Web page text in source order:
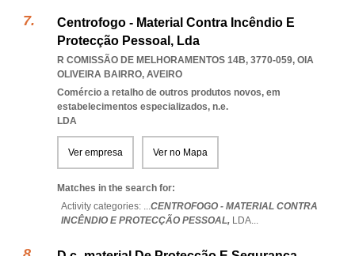
Centrofogo - Material Contra Incêndio E
Protecção Pessoal, Lda
R COMISSÃO DE MELHORAMENTOS 14B, 3770-059, OIA
OLIVEIRA BAIRRO, AVEIRO
Comércio a retalho de outros produtos novos, em
estabelecimentos especializados, n.e.
LDA
Ver empresa Ver no Mapa
Matches in the search for:
Activity categories: ...CENTROFOGO - MATERIAL CONTRA
INCÊNDIO E PROTECÇÃO PESSOAL, LDA...